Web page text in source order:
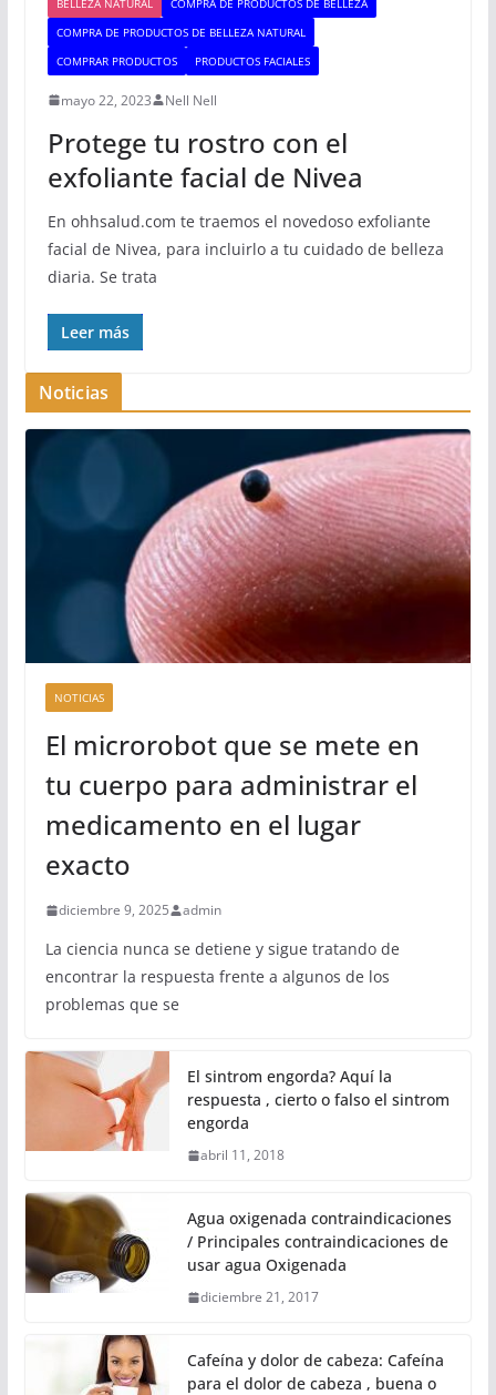
BELLEZA NATURAL
COMPRA DE PRODUCTOS DE BELLEZA
COMPRA DE PRODUCTOS DE BELLEZA NATURAL
COMPRAR PRODUCTOS
PRODUCTOS FACIALES
mayo 22, 2023 Nell Nell
Protege tu rostro con el
exfoliante facial de Nivea
En ohhsalud.com te traemos el novedoso exfoliante
facial de Nivea, para incluirlo a tu cuidado de belleza
diaria. Se trata
Leer más
Noticias
NOTICIAS
El microrobot que se mete en
tu cuerpo para administrar el
medicamento en el lugar
exacto
diciembre 9, 2025 admin
La ciencia nunca se detiene y sigue tratando de
encontrar la respuesta frente a algunos de los
problemas que se
El sintrom engorda? Aquí la
respuesta , cierto o falso el sintrom
engorda
abril 11, 2018
Agua oxigenada contraindicaciones
/ Principales contraindicaciones de
usar agua Oxigenada
diciembre 21, 2017
Cafeína y dolor de cabeza: Cafeína
para el dolor de cabeza , buena o